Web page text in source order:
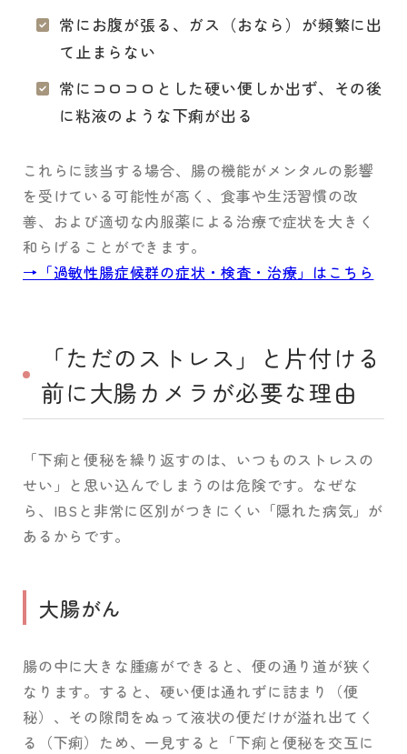
常にお腹が張る、ガス（おなら）が頻繁に出
て止まらない
常にコロコロとした硬い便しか出ず、その後
に粘液のような下痢が出る
これらに該当する場合、腸の機能がメンタルの影響
を受けている可能性が高く、食事や生活習慣の改
善、および適切な内服薬による治療で症状を大きく
和らげることができます。
→「過敏性腸症候群の症状・検査・治療」はこちら
「ただのストレス」と片付ける
前に大腸カメラが必要な理由
「下痢と便秘を繰り返すのは、いつものストレスの
せい」と思い込んでしまうのは危険です。なぜな
ら、IBSと非常に区別がつきにくい「隠れた病気」が
あるからです。
大腸がん
腸の中に大きな腫瘍ができると、便の通り道が狭く
なります。すると、硬い便は通れずに詰まり（便
秘）、その隙間をぬって液状の便だけが溢れ出てく
る（下痢）ため、一見すると「下痢と便秘を交互に